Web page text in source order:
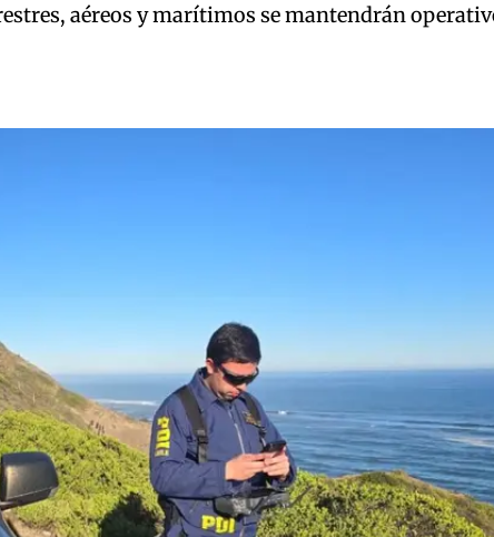
aéreos y marítimos se mantendrán